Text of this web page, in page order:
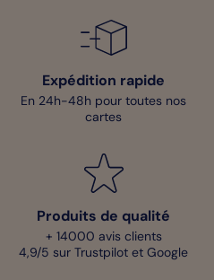
Expédition rapide
En 24h-48h pour toutes nos
cartes
Produits de qualité
+ 14000 avis clients
4,9/5 sur Trustpilot et Google